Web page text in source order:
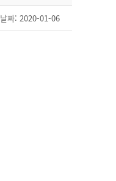
날짜: 2020-01-06